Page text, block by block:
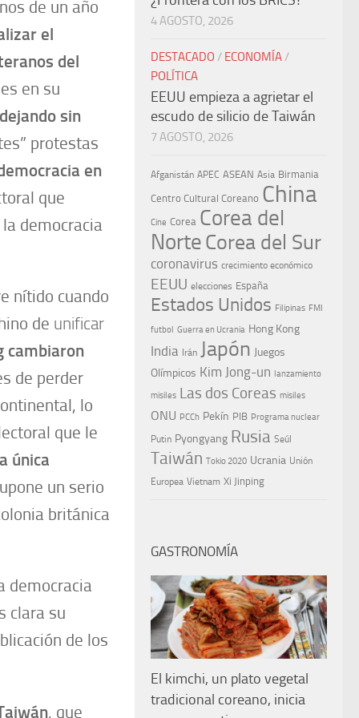
de un año
el
del
en su
sin
protestas
en
que
democracia
nítido cuando
de unificar
cambiaron
de perder
lo
que le
única
un serio
británica
democracia
clara su
de los
, que
4 AGOSTO, 2026
DESTACADO / ECONOMÍA/
POLÍTICA
EEUU empieza a agrietar el
escudo de silicio de Taiwán
7 AGOSTO, 2026
Afganistán APEC ASEAN Asia Birmania
Centro Cultural Coreano China
Cine Corea Corea del
NorteCorea del Sur
coronavirus crecimiento económico
EEUU elecciones España
Estados Unidos Filipinas FMI
futbol Guerra en Ucrania Hong Kong
India Irán Japón Juegos
Olímpicos Kim Jong-un lanzamiento
misiles Las dos Coreas misiles
ONU PCCh Pekín PIB Programa nuclear
Putin Pyongyang Rusia Seúl
Taiwán Tokio 2020 Ucrania Unión
Europea Vietnam Xi Jinping
GASTRONOMÍA
El kimchi, un plato vegetal
tradicional coreano, inicia